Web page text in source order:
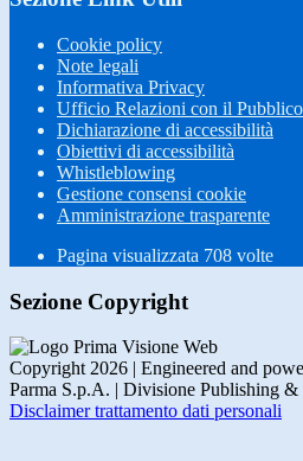
Cookie policy
Note legali
Informativa Privacy
Ufficio Relazioni con il Pubblico
Dichiarazione di accessibilità
Obiettivi di accessibilità
Whistleblowing
Gestione consensi cookie
Amministrazione trasparente
Pagina visualizzata 708 volte
Sezione Copyright
Copyright 2026 | Engineered and
Parma S.p.A. | Divisione Publishing
Disclaimer trattamento dati personali